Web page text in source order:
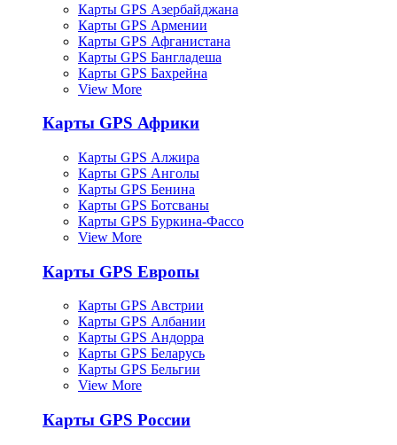
Карты GPS Азербайджана
Карты GPS Армении
Карты GPS Афганистана
Карты GPS Бангладеша
Карты GPS Бахрейна
View More
Карты GPS Африки
Карты GPS Алжира
Карты GPS Анголы
Карты GPS Бенина
Карты GPS Ботсваны
Карты GPS Буркина-Фассо
View More
Карты GPS Европы
Карты GPS Австрии
Карты GPS Албании
Карты GPS Андорра
Карты GPS Беларусь
Карты GPS Бельгии
View More
Карты GPS России